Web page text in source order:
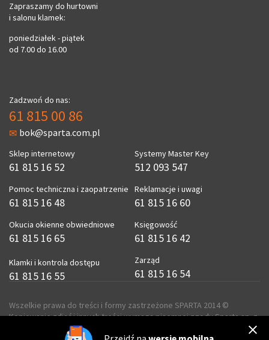
Zapraszamy do hurtowni
i salonu klamek:
poniedziałek - piątek
od 7.00 do 16.00
Zadzwoń do nas:
61 815 00 86
bok@sparta.com.pl
Sklep internetowy
61 815 16 52
Pomoc techniczna i zaopatrzenie
61 815 16 48
Okucia okienne obwiedniowe
61 815 16 65
Klamki i kontrola dostępu
61 815 16 55
Systemy Master Key
512 093 547
Reklamacje i uwagi
61 815 16 60
Księgowość
61 815 16 42
Zarząd
61 815 16 54
Wszelkie prawa do treści i formy zastrzeżone SPARTA 2014 ©
Kopiowanie zdjęć i innych treści wymaga pisemnej zgody Sparta sp. z